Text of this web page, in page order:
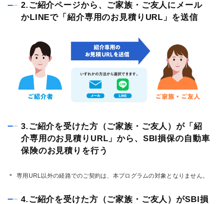
2.ご紹介ページから、ご家族・ご友人にメール
かLINEで「紹介専用のお見積りURL」を送信
3.ご紹介を受けた方（ご家族・ご友人）が「紹
介専用のお見積りURL」から、SBI損保の自動車
保険のお見積りを行う
＊ 専用URL以外の経路でのご契約は、本プログラムの対象となりません。
4.ご紹介を受けた方（ご家族・ご友人）がSBI損